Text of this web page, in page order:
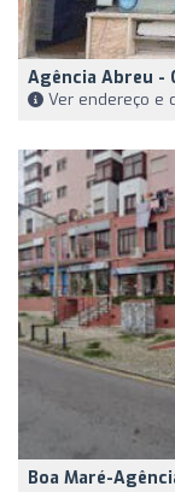
Agência Abreu -
Ver endereço e
Boa Maré-